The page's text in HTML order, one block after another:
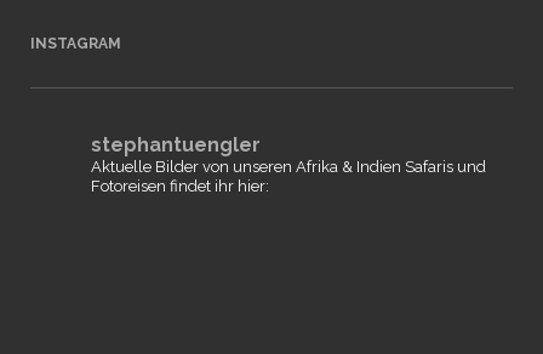
INSTAGRAM
stephantuengler
Aktuelle Bilder von unseren Afrika & Indien Safaris und
Fotoreisen findet ihr hier: